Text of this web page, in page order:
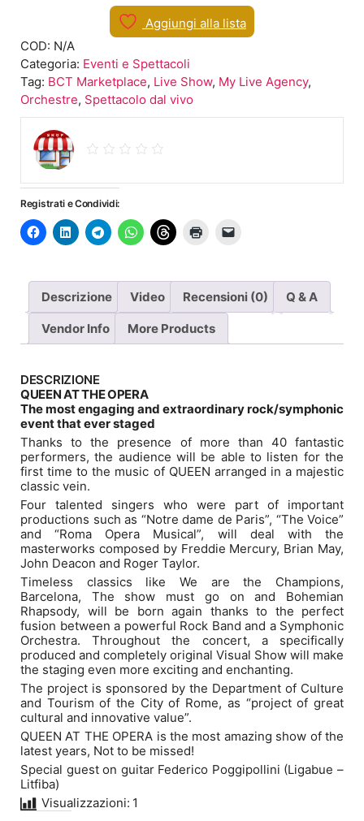
Aggiungi alla lista
COD: N/A
Categoria: Eventi e Spettacoli
Tag: BCT Marketplace, Live Show, My Live Agency,
Orchestre, Spettacolo dal vivo
Registrati e Condividi:
Descrizione Video Recensioni (0) Q & A
Vendor Info More Products
DESCRIZIONE
QUEEN AT THE OPERA
The most engaging and extraordinary rock/symphonic
event that ever staged
Thanks to the presence of more than 40 fantastic
performers, the audience will be able to listen for the
first time to the music of QUEEN arranged in a majestic
classic vein.
Four talented singers who were part of important
productions such as “Notre dame de Paris”, “The Voice”
and “Roma Opera Musical”, will deal with the
masterworks composed by Freddie Mercury, Brian May,
John Deacon and Roger Taylor.
Timeless classics like We are the Champions,
Barcelona, The show must go on and Bohemian
Rhapsody, will be born again thanks to the perfect
fusion between a powerful Rock Band and a Symphonic
Orchestra. Throughout the concert, a specifically
produced and completely original Visual Show will make
the staging even more exciting and enchanting.
The project is sponsored by the Department of Culture
and Tourism of the City of Rome, as “project of great
cultural and innovative value”.
QUEEN AT THE OPERA is the most amazing show of the
latest years, Not to be missed!
Special guest on guitar Federico Poggipollini (Ligabue –
Litfiba)
Visualizzazioni: 1